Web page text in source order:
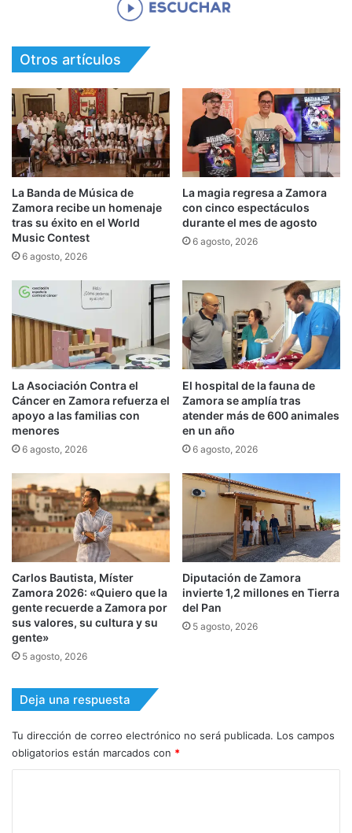
Otros artículos
La Banda de Música de
Zamora recibe un homenaje
tras su éxito en el World
Music Contest
6 agosto, 2026
La magia regresa a Zamora
con cinco espectáculos
durante el mes de agosto
6 agosto, 2026
La Asociación Contra el
Cáncer en Zamora refuerza el
apoyo a las familias con
menores
6 agosto, 2026
El hospital de la fauna de
Zamora se amplía tras
atender más de 600 animales
en un año
6 agosto, 2026
Carlos Bautista, Míster
Zamora 2026: «Quiero que la
gente recuerde a Zamora por
sus valores, su cultura y su
gente»
5 agosto, 2026
Diputación de Zamora
invierte 1,2 millones en Tierra
del Pan
5 agosto, 2026
Deja una respuesta
Tu dirección de correo electrónico no será publicada. Los campos
obligatorios están marcados con *